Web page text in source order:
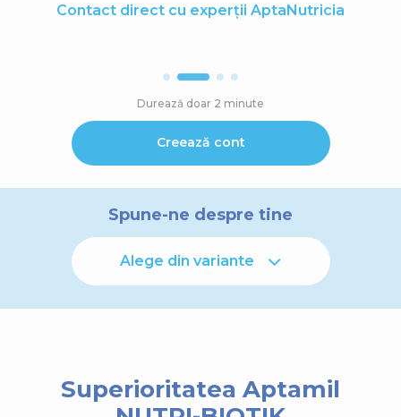
Contact direct cu experții AptaNutricia
Durează doar 2 minute
Creează cont
Spune-ne despre tine
Alege din variante
Superioritatea Aptamil